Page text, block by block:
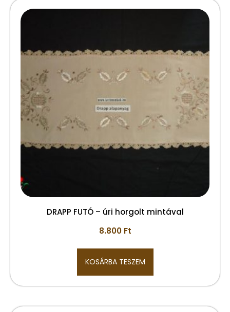
DRAPP FUTÓ – úri horgolt mintával
8.800 Ft
KOSÁRBA TESZEM